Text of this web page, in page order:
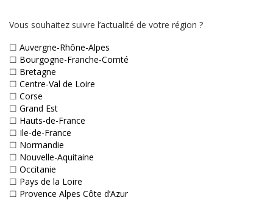
Vous souhaitez suivre l’actualité de votre région ?
☐ Auvergne-Rhône-Alpes
☐ Bourgogne-Franche-Comté
☐ Bretagne
☐ Centre-Val de Loire
☐ Corse
☐ Grand Est
☐ Hauts-de-France
☐ Ile-de-France
☐ Normandie
☐ Nouvelle-Aquitaine
☐ Occitanie
☐ Pays de la Loire
☐ Provence Alpes Côte d’Azur